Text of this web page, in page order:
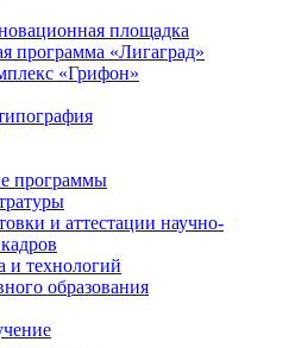
площадка
программа «Лигаград»­­
«Грифон»
программы
и аттестации научно-
и технологий
образования